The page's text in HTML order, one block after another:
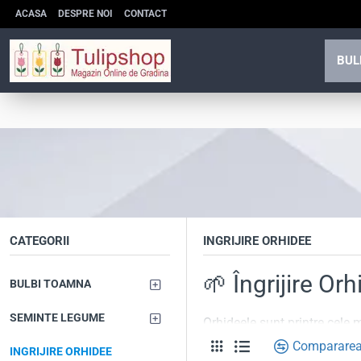
ACASA DESPRE NOI CONTACT
CATEGORII
BULBI TOAMNA
SEMINTE LEGUME
INGRIJIRE ORHIDEE
INGRIJIRE ORHIDEE
🌱 Îngrijire
Orhideele sunt printre cele
nevoie de o atenție